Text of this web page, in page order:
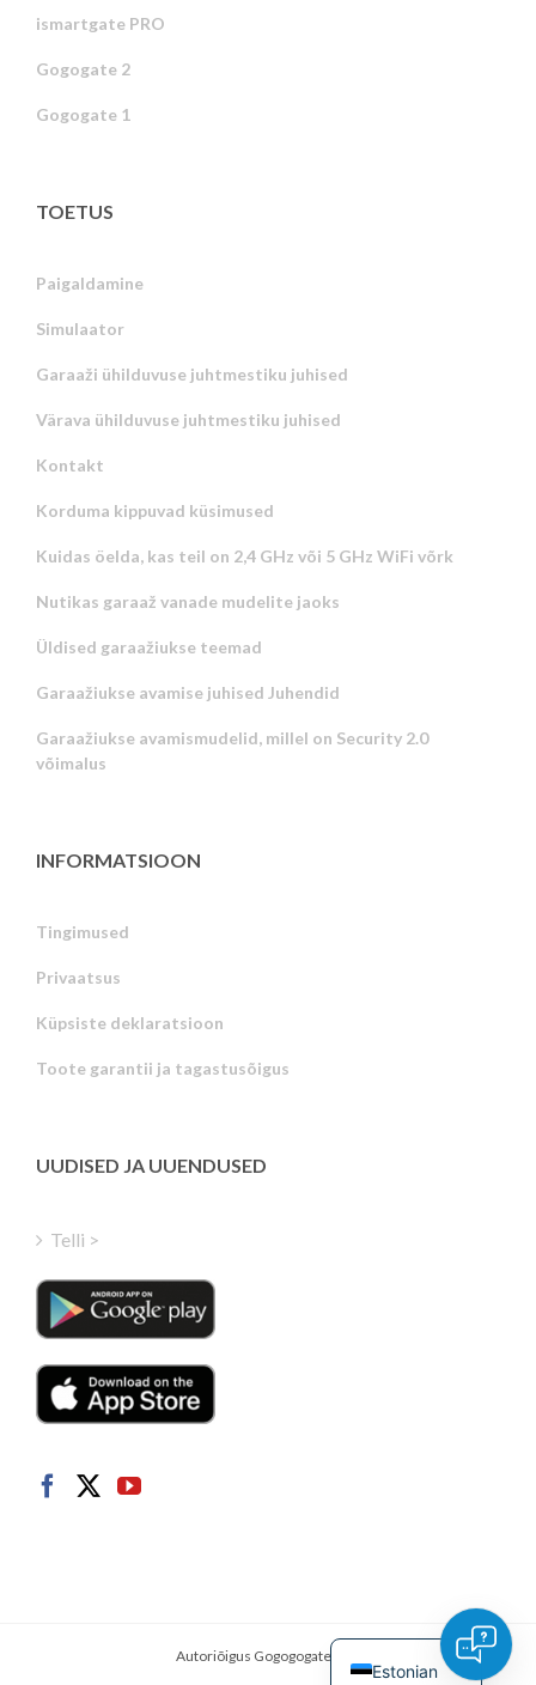
ismartgate PRO
Gogogate 2
Gogogate 1
TOETUS
Paigaldamine
Simulaator
Garaaži ühilduvuse juhtmestiku juhised
Värava ühilduvuse juhtmestiku juhised
Kontakt
Korduma kippuvad küsimused
Kuidas öelda, kas teil on 2,4 GHz või 5 GHz WiFi võrk
Nutikas garaaž vanade mudelite jaoks
Üldised garaažiukse teemad
Garaažiukse avamise juhised Juhendid
Garaažiukse avamismudelid, millel on Security 2.0
võimalus
INFORMATSIOON
Tingimused
Privaatsus
Küpsiste deklaratsioon
Toote garantii ja tagastusõigus
UUDISED JA UUENDUSED
Telli >
Autoriõigus Gogogogate INC.
Estonian